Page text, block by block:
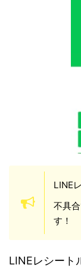
LINE
不具
す！
LINEレシート